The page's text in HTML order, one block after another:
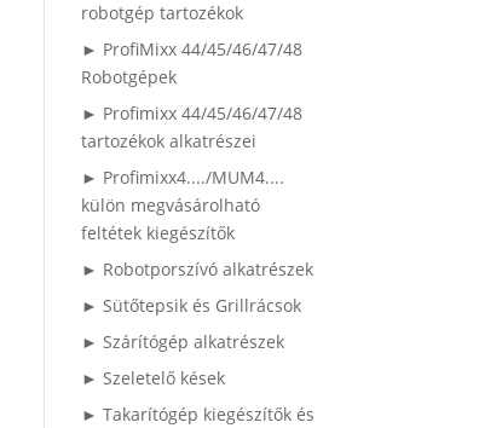
robotgép tartozékok
► ProfiMixx 44/45/46/47/48
Robotgépek
► Profimixx 44/45/46/47/48
tartozékok alkatrészei
► Profimixx4..../MUM4....
külön megvásárolható
feltétek kiegészítők
► Robotporszívó alkatrészek
► Sütőtepsik és Grillrácsok
► Szárítógép alkatrészek
► Szeletelő kések
► Takarítógép kiegészítők és